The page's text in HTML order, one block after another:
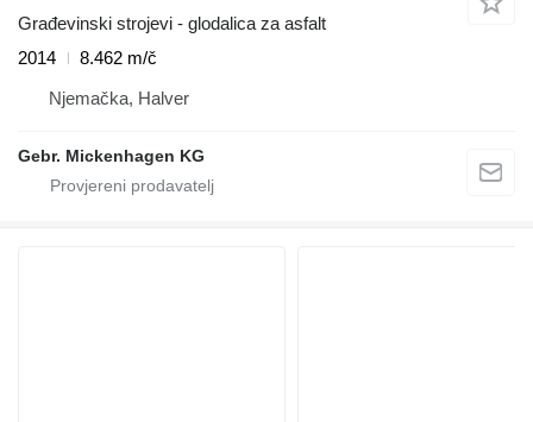
Građevinski strojevi - glodalica za asfalt
2014
8.462 m/č
Njemačka, Halver
Gebr. Mickenhagen KG